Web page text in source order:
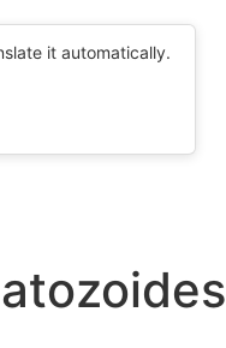
it automatically.